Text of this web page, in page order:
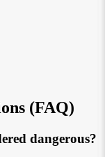
(FAQ)
dangerous?